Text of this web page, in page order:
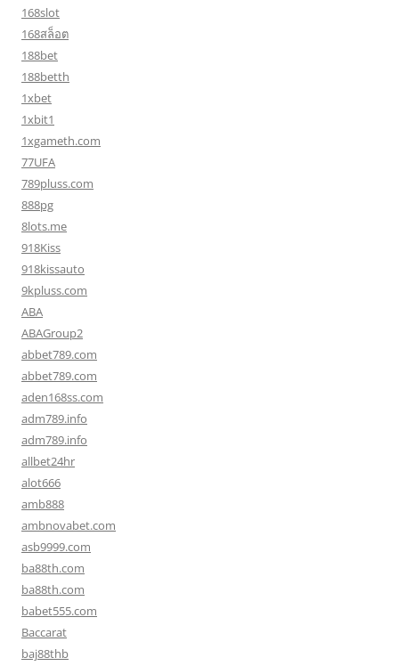
168slot
168สล็อต
188bet
188betth
1xbet
1xbit1
1xgameth.com
77UFA
789pluss.com
888pg
8lots.me
918Kiss
918kissauto
9kpluss.com
ABA
ABAGroup2
abbet789.com
abbet789.com
aden168ss.com
adm789.info
adm789.info
allbet24hr
alot666
amb888
ambnovabet.com
asb9999.com
ba88th.com
ba88th.com
babet555.com
Baccarat
baj88thb